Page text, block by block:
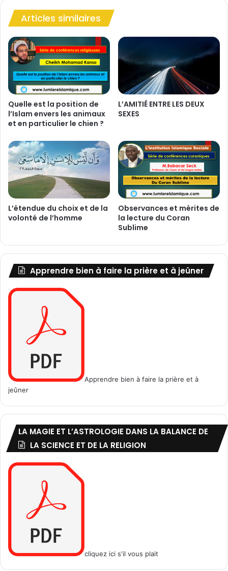
n
é
p
u
b
l
e
/
n
t
a
i
s
s
a
e
n
d
e
u
'
i
l
r
a
n
i
s
s
e
u
v
u
r
!
Articles similaires
Quelle est la position de
l’Islam envers les animaux
et en particulier le chien ?
L’AMITIÉ ENTRE LES DEUX
SEXES
L’étendue du choix et de la
volonté de l’homme
Observances et mérites de
la lecture du Coran
Sublime
Apprendre bien à faire la prière et à jeûner
Apprendre bien à faire la prière et à
jeûner
LA MAGIE ET L’ASTROLOGIE DANS LA BALANCE DE
LA SCIENCE ET DE LA RELIGION
cliquez ici s'il vous plait